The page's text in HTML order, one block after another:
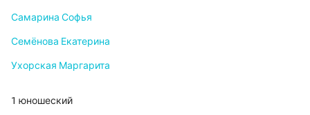
Самарина Софья
Семёнова Екатерина
Ухорская Маргарита
1 юношеский